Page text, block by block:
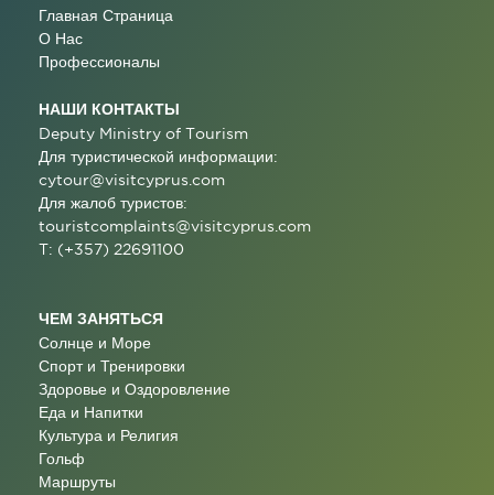
Главная Страница
О Нас
Профессионалы
НАШИ КОНТАКТЫ
Deputy Ministry of Tourism
Для туристической информации:
cytour@visitcyprus.com
Для жалоб туристов:
touristcomplaints@visitcyprus.com
T: (+357) 22691100
ЧЕМ ЗАНЯТЬСЯ
Солнце и Море
Спорт и Тренировки
Здоровье и Оздоровление
Еда и Напитки
Культура и Религия
Гольф
Маршруты